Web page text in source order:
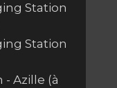
Station
Station
- Azille (à